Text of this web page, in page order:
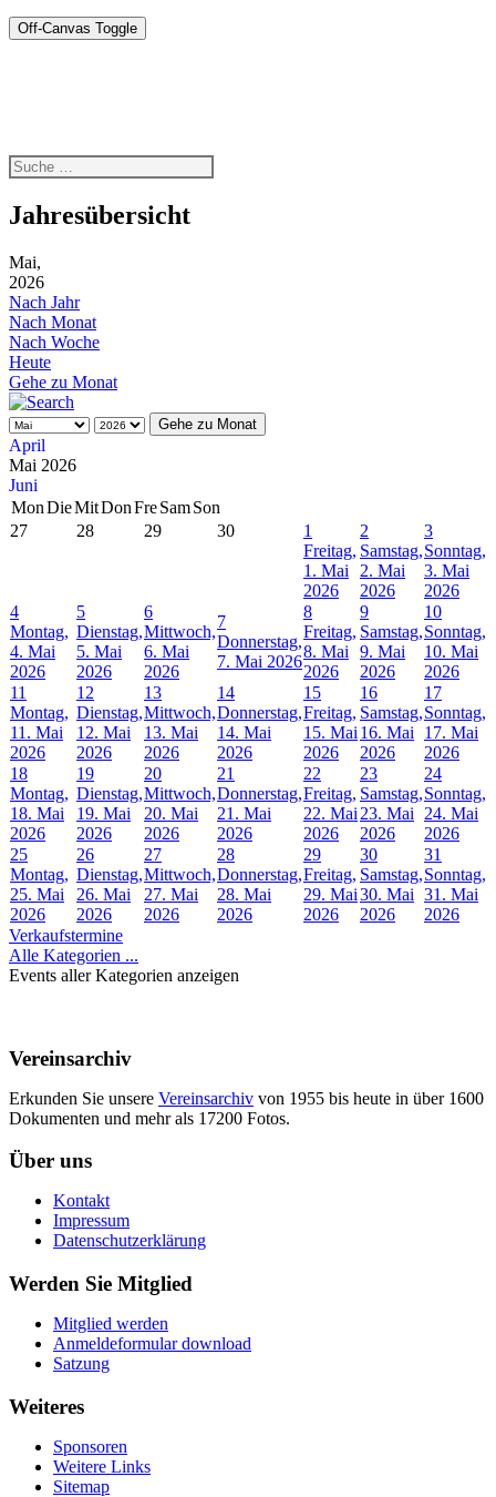
Off-Canvas Toggle
Jahresübersicht
Mai,
2026
Nach Jahr
Nach Monat
Nach Woche
Heute
Gehe zu Monat
Gehe zu Monat
April
Mai 2026
Juni
MonDieMitDonFreSamSon
27
28 29 30
1
Freitag,
1. Mai
2026
2
Samstag,
2. Mai
2026
3
Sonntag,
3. Mai
2026
4
Montag,
4. Mai
2026
5
Dienstag,
5. Mai
2026
6
Mittwoch,
6. Mai
2026
7
Donnerstag,
7. Mai 2026
8
Freitag,
8. Mai
2026
9
Samstag,
9. Mai
2026
10
Sonntag,
10. Mai
2026
11
Montag,
11. Mai
2026
12
Dienstag,
12. Mai
2026
13
Mittwoch,
13. Mai
2026
14
Donnerstag,
14. Mai
2026
15
Freitag,
15. Mai
2026
16
Samstag,
16. Mai
2026
17
Sonntag,
17. Mai
2026
18
Montag,
18. Mai
2026
19
Dienstag,
19. Mai
2026
20
Mittwoch,
20. Mai
2026
21
Donnerstag,
21. Mai
2026
22
Freitag,
22. Mai
2026
23
Samstag,
23. Mai
2026
24
Sonntag,
24. Mai
2026
25
Montag,
25. Mai
2026
26
Dienstag,
26. Mai
2026
27
Mittwoch,
27. Mai
2026
28
Donnerstag,
28. Mai
2026
29
Freitag,
29. Mai
2026
30
Samstag,
30. Mai
2026
31
Sonntag,
31. Mai
2026
Verkaufstermine
Alle Kategorien ...
Events aller Kategorien anzeigen
Vereinsarchiv
Erkunden Sie unsere Vereinsarchiv von 1955 bis heute in über 1600
Dokumenten und mehr als 17200 Fotos.
Über uns
Kontakt
Impressum
Datenschutzerklärung
Werden Sie Mitglied
Mitglied werden
Anmeldeformular download
Satzung
Weiteres
Sponsoren
Weitere Links
Sitemap